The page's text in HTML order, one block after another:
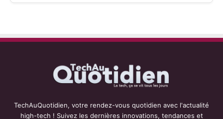
TechAuQuotidien, votre rendez-vous quotidien avec l'actualité
high-tech ! Suivez les dernières innovations, tendances et